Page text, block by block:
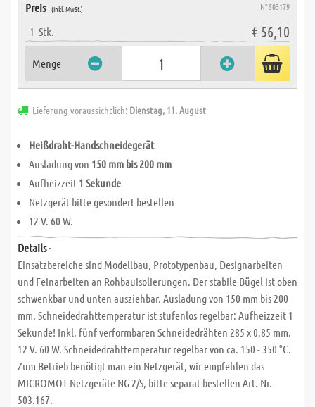
Preis (inkl. MwSt.) N° 503179
1 Stk. € 56,10
Menge
Lieferung voraussichtlich: Dienstag, 11. August
Heißdraht-Handschneidegerät
Ausladung von 150 mm bis 200 mm
Aufheizzeit 1 Sekunde
Netzgerät bitte gesondert bestellen
12 V. 60 W.
Details -
Einsatzbereiche sind Modellbau, Prototypenbau, Designarbeiten
und Feinarbeiten an Rohbauisolierungen. Der stabile Bügel ist oben
schwenkbar und unten ausziehbar. Ausladung von 150 mm bis 200
mm. Schneidedrahttemperatur ist stufenlos regelbar: Aufheizzeit 1
Sekunde! Inkl. fünf verformbaren Schneidedrähten 285 x 0,85 mm.
12 V. 60 W. Schneidedrahttemperatur regelbar von ca. 150 - 350 °C.
Zum Betrieb benötigt man ein Netzgerät, wir empfehlen das
MICROMOT-Netzgeräte NG 2/S, bitte separat bestellen Art. Nr.
503.167.